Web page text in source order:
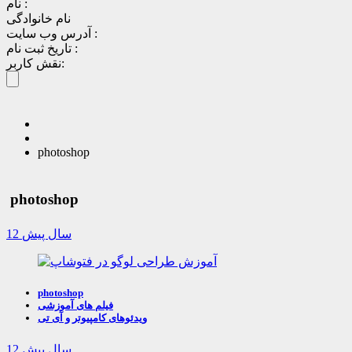
نام :
نام خانوادگی
آدرس وب سایت :
تاریخ ثبت نام :
نقش کاربر:
photoshop
photoshop
12 سال پیش
photoshop
فیلم های آموزشی
ویدئوهای کامپیوتر و آی تی
12 سال پیش